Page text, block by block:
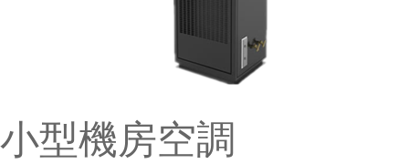
小型機房空調